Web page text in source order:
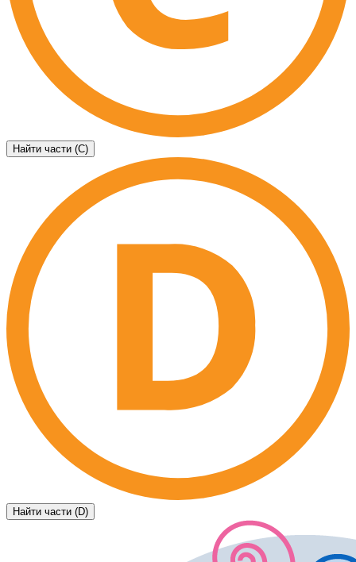
Найти части (C)
Найти части (D)